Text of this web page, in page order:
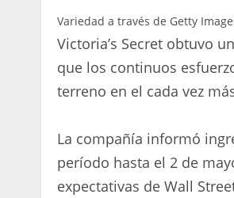
Variedad a través de Getty
Victoria’s Secret obtuvo
que los continuos
terreno en el cada vez
La compañía informó
período hasta el 2 de
expectativas de Wall